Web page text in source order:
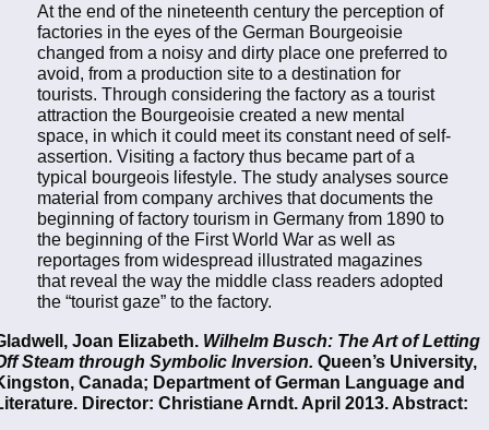
At the end of the nineteenth century the perception of
factories in the eyes of the German Bourgeoisie
changed from a noisy and dirty place one preferred to
avoid, from a production site to a destination for
tourists. Through considering the factory as a tourist
attraction the Bourgeoisie created a new mental
space, in which it could meet its constant need of self-
assertion. Visiting a factory thus became part of a
typical bourgeois lifestyle. The study analyses source
material from company archives that documents the
beginning of factory tourism in Germany from 1890 to
the beginning of the First World War as well as
reportages from widespread illustrated magazines
that reveal the way the middle class readers adopted
the “tourist gaze” to the factory.
Joan Elizabeth. Wilhelm Busch: The Art of Letting
Steam through Symbolic Inversion. Queen’s University,
Canada; Department of German Language and
Director: Christiane Arndt. April 2013. Abstract: